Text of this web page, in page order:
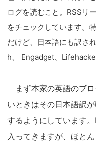
ログを読むこと。RSSリ
をチェックしています。
だけど、日本語にも訳さ
h、 Engadget、
まず本家の英語のブ
いときはその日本語訳
するようにしています
入ってきますが、ほと